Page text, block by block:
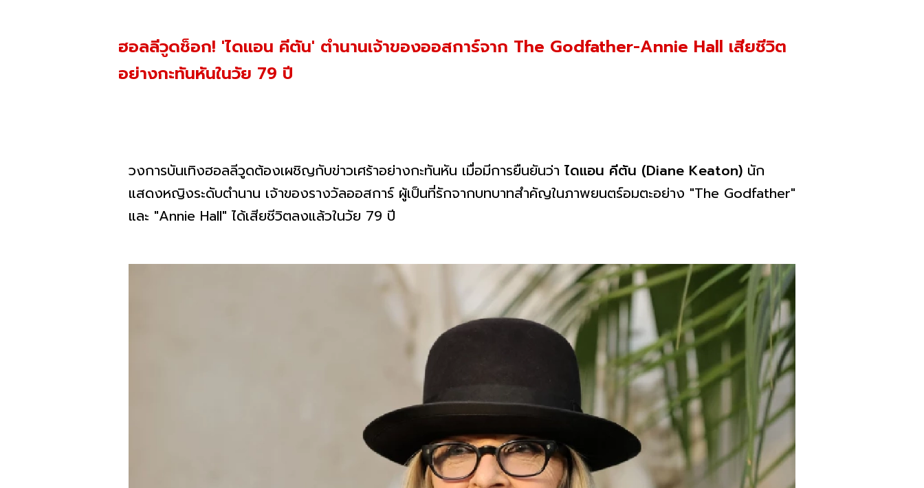
ฮอลลีวูดช็อก! 'ไดแอน คีตัน' ตำนานเจ้าของออสการ์จาก The Godfather-Annie Hall เสียชีวิต
อย่างกะทันหันในวัย 79 ปี
วงการบันเทิงฮอลลีวูดต้องเผชิญกับข่าวเศร้าอย่างกะทันหัน เมื่อมีการยืนยันว่า ไดแอน คีตัน (Diane Keaton) นัก
แสดงหญิงระดับตำนาน เจ้าของรางวัลออสการ์ ผู้เป็นที่รักจากบทบาทสำคัญในภาพยนตร์อมตะอย่าง "The Godfather"
และ "Annie Hall" ได้เสียชีวิตลงแล้วในวัย 79 ปี